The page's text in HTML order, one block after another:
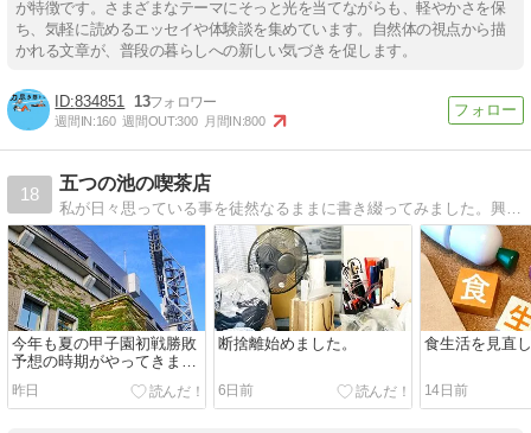
が特徴です。さまざまなテーマにそっと光を当てながらも、軽やかさを保
ち、気軽に読めるエッセイや体験談を集めています。自然体の視点から描
かれる文章が、普段の暮らしへの新しい気づきを促します。
834851 13
週間IN:160 週間OUT:300 月間IN:800
18
五つの池の喫茶店
私が日々思っている事を徒然なるままに書き綴ってみました。興味のある方はお立ち寄りください。
今年も夏の甲子園初戦勝敗
予想の時期がやってきまし
た！！、今年も変則日程の
ようですが、初戦を勝ち抜
昨日
断捨離始めました。
6日前
食生活を見直
14日前